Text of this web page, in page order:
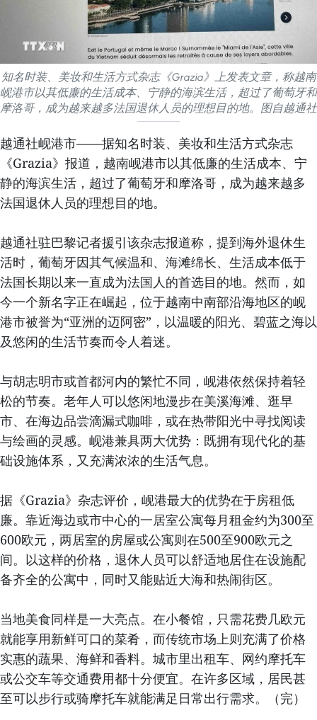
知名时装、美妆和生活方式杂志《Grazia》上发表文章，称越南
岘港市以其低廉的生活成本、宁静的海滨生活，超过了葡萄牙和
摩洛哥，成为越来越多法国退休人员的理想目的地。图自越通社
越通社岘港市——据知名时装、美妆和生活方式杂志
《Grazia》报道，越南岘港市以其低廉的生活成本、宁
静的海滨生活，超过了葡萄牙和摩洛哥，成为越来越多
法国退休人员的理想目的地。
越通社驻巴黎记者援引该杂志报道称，提到海外退休生
活时，葡萄牙因其气候温和、海滩绵长、生活成本低于
法国长期以来一直成为法国人的首选目的地。然而，如
今一个新名字正在崛起，位于越南中南部沿海地区的岘
港市被誉为“亚洲的迈阿密”，以温暖的阳光、碧蓝之海以
及悠闲的生活节奏而令人着迷。
与胡志明市或首都河内的繁忙不同，岘港依然保持着轻
松的节奏。老年人可以悠闲地漫步在美溪海滩、逛早
市、在海边品尝滴漏式咖啡，或在热带阳光中寻找阅读
与绘画的灵感。岘港兼具两大优势：既拥有现代化的基
础设施体系，又充满浓浓的生活气息。
据《Grazia》杂志评价，岘港最大的优势在于房租低
廉。靠近海边或市中心的一居室公寓每月租金约为300至
600欧元，两居室的房屋或公寓则在500至900欧元之
间。以这样的价格，退休人员可以舒适地居住在设施配
备齐全的公寓中，同时又能贴近大海和热闹街区。
当地美食同样是一大亮点。在小餐馆，只需花费几欧元
就能享用新鲜可口的菜肴，而传统市场上则充满了价格
实惠的蔬果、海鲜和香料。城市里出租车、网约摩托车
或公交车等交通费用都十分便宜。在许多区域，居民甚
至可以步行或骑摩托车就能满足日常出行需求。（完）